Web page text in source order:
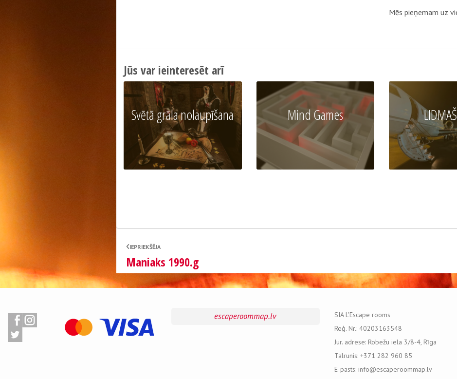
Мēs pieņemam uz
Jūs var ieinteresēt arī
Svētā grāla nolaupīšana Mind Games
IEPRIEKŠĒJA
Maniaks 1990.g
escaperoommap.lv
SIA L'Escape rooms
Reģ. Nr.: 40203163548
Jur. adrese: Robežu iela 3/8-4, Rīga
Talrunis: +371 282 960 85
E-pasts: info@escaperoommap.lv